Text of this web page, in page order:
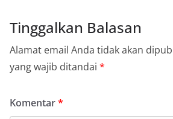
Tinggalkan Balasan
Alamat email Anda tidak akan
yang wajib ditandai *
Komentar*